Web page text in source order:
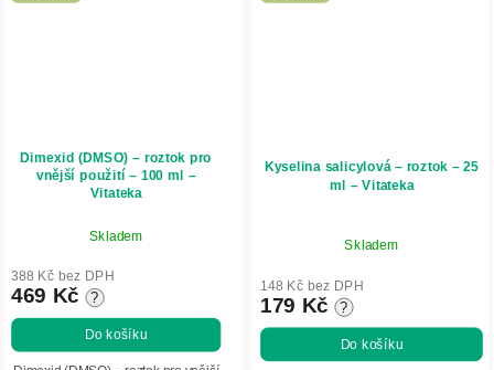
Dimexid (DMSO) – roztok pro
vnější použití – 100 ml –
Vitateka
Skladem
388 Kč bez DPH
469 Kč ?
Do košíku
Kyselina salicylová – roztok – 25
ml – Vitateka
Skladem
148 Kč bez DPH
179 Kč ?
Do košíku